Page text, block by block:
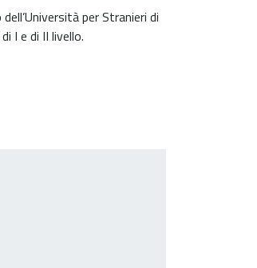
per Stranieri di
I e di II livello.